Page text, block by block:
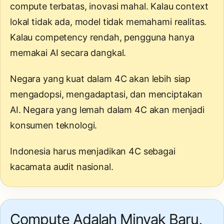
compute terbatas, inovasi mahal. Kalau context
lokal tidak ada, model tidak memahami realitas.
Kalau competency rendah, pengguna hanya
memakai AI secara dangkal.
Negara yang kuat dalam 4C akan lebih siap
mengadopsi, mengadaptasi, dan menciptakan
AI. Negara yang lemah dalam 4C akan menjadi
konsumen teknologi.
Indonesia harus menjadikan 4C sebagai
kacamata audit nasional.
Compute Adalah Minyak Baru,